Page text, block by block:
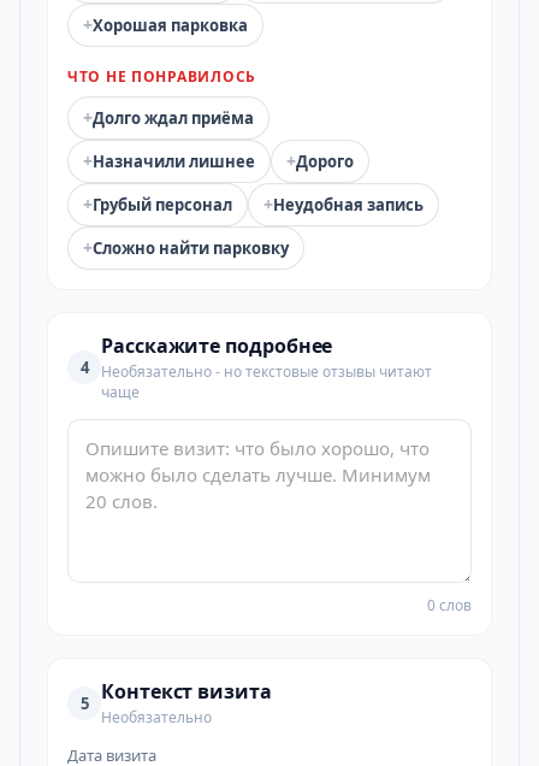
+Хорошая парковка
ЧТО НЕ ПОНРАВИЛОСЬ
+Долго ждал приёма
+Назначили лишнее +Дорого
+Грубый персонал +Неудобная запись
+Сложно найти парковку
4
Расскажите подробнее
Необязательно - но текстовые отзывы читают
чаще
0 слов
5 Контекст визита
Необязательно
Дата визита